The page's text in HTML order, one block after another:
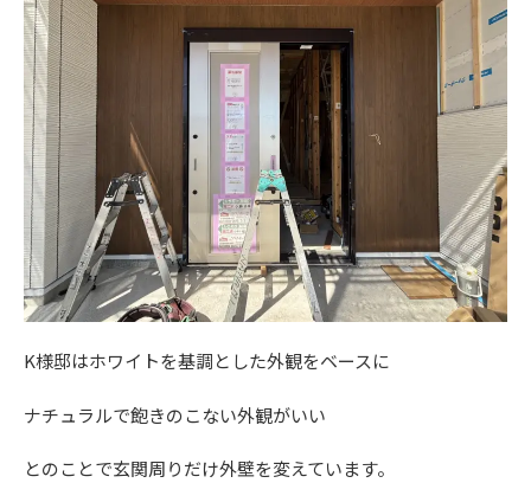
K様邸はホワイトを基調とした外観をベースに
ナチュラルで飽きのこない外観がいい
とのことで玄関周りだけ外壁を変えています。